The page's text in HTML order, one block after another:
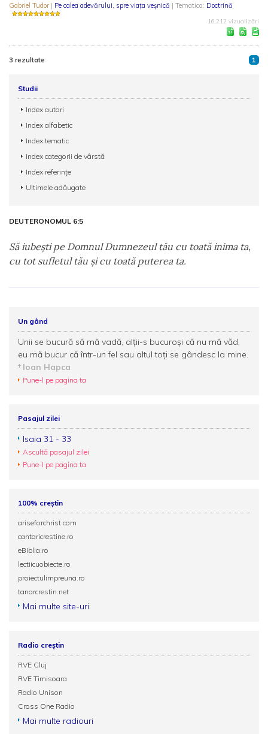
Gabriel Tudor | Pe calea adevărului, spre viața veșnică | Tematica: Doctrină
16.212 vizualizări
3 rezultate 1
Studii
Index autori
Index alfabetic
Index tematic
Index categorii de vârstă
Index referințe
Ultimele adăugate
DEUTERONOMUL 6:5
Să iubeşti pe Domnul Dumnezeul tău cu toată inima ta,
cu tot sufletul tău şi cu toată puterea ta.
Un gând
Unii se bucură să mă vadă, alții-s bucuroși că nu mă văd,
eu mă bucur că într-un fel sau altul toți se gândesc la mine.
Ioan Hapca
Pune-l pe pagina ta
Pasajul zilei
Isaia 31 - 33
Ascultă pasajul zilei
Pune-l pe pagina ta
100% creștin
ariseforchrist.com
cantaricrestine.ro
eBiblia.ro
lectiicuobiecte.ro
proiectulimpreuna.ro
tanarcrestin.net
Mai multe site-uri
Radio creștin
RVE Cluj
RVE Timisoara
Radio Unison
Cross One Radio
Mai multe radiouri